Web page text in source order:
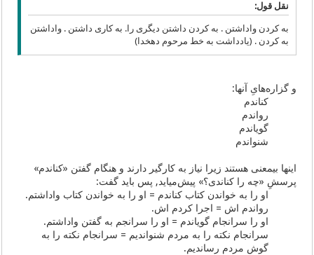
نقل قول:
به کردن واداشتن . به کردن داشتن دیگری را. به کاری داشتن . واداشتن
به کردن . (یادداشت به خط مرحوم دهخدا)
و گزاره‌هایِ آنها:
کناندم
رواندم
گویاندم
شنواندم
اینها بیمعنی هستند زیرا نیاز به کارگیر دارند و هنگام گفتن «کناندم»
پرسشِ «چه را کناندی؟» پیش‌میاید, پس باید گفت:
او را به خواندن کتاب کناندم = او را به خواندن کتاب واداشتم.
رواندم اش = اجرا کردم اش.
او را سرانجام گویاندم = او را سرانجم به گفتن واداشتم.
سرانجام نکته را به مردم شنواندیم = سرانجام نکته را به
گوش مردم رساندیم.